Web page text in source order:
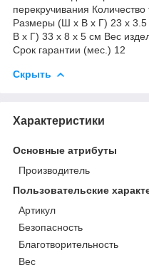
перекручивания
Размеры (Ш х В х Г) 23 х
В х Г) 33 х 8 х 5 см Вес
Срок гарантии (мес.) 12
Скрыть
Характеристики
Основные атрибуты
Производитель
Пользовательские
Артикул
Безопасность
Благотворительность
Вес